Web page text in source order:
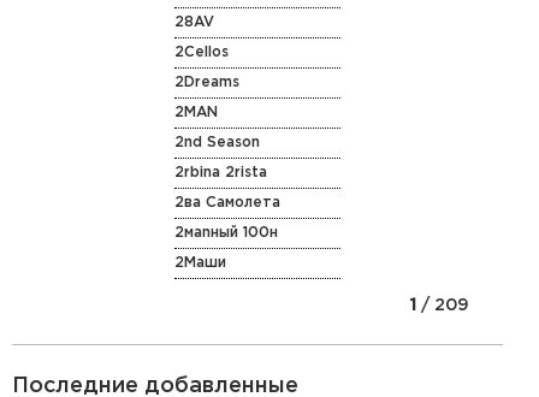
28AV
2Cellos
2Dreams
2MAN
2nd Season
2rbina 2rista
2ва Самолета
2маnный 100н
2Маши
1 / 209
Последние добавленные